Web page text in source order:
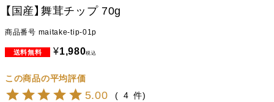
【国産】舞茸チップ 70g
商品番号 maitake-tip-01p
¥1,980税込
5.00 4